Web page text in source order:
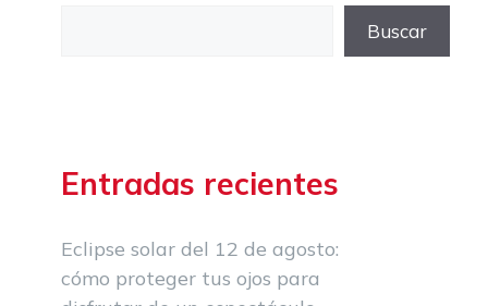
Buscar
Entradas recientes
Eclipse solar del 12 de agosto:
cómo proteger tus ojos para